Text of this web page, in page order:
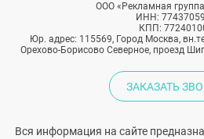
ООО «Рекламная
ИНН:
КПП:
Юр. адрес: 115569, Город Москва,
Орехово-Борисово Северное, проезд
ЗАКАЗАТЬ
Вся информация на сайте